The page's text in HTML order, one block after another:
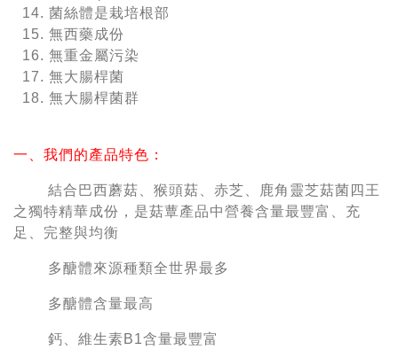
菌絲體是栽培根部
無西藥成份
無重金屬污染
無大腸桿菌
無大腸桿菌群
一、我們的產品特色：
結合巴西蘑菇、猴頭菇、赤芝、鹿角靈芝菇菌四王
之獨特精華成份，是菇蕈產品中營養含量最豐富、充
足、完整與均衡
多醣體來源種類全世界最多
多醣體含量最高
鈣、維生素B1含量最豐富